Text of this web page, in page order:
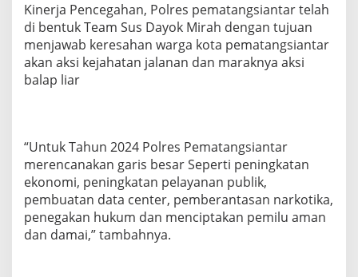
Kinerja Pencegahan, Polres pematangsiantar telah
di bentuk Team Sus Dayok Mirah dengan tujuan
menjawab keresahan warga kota pematangsiantar
akan aksi kejahatan jalanan dan maraknya aksi
balap liar
“Untuk Tahun 2024 Polres Pematangsiantar
merencanakan garis besar Seperti peningkatan
ekonomi, peningkatan pelayanan publik,
pembuatan data center, pemberantasan narkotika,
penegakan hukum dan menciptakan pemilu aman
dan damai,” tambahnya.